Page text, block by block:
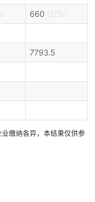
660 (12%)
7793.5
缴纳各异，本结果仅供参